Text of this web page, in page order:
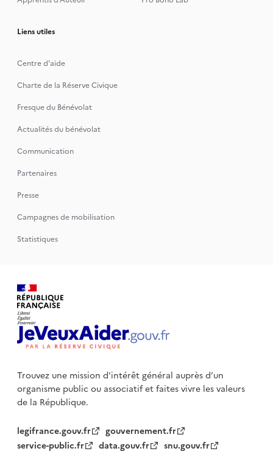
Liens utiles
Centre d'aide
Charte de la Réserve Civique
Fresque du Bénévolat
Actualités du bénévolat
Communication
Partenaires
Presse
Campagnes de mobilisation
Statistiques
Trouvez une mission d'intérêt général auprès d’un
organisme publicou associatif et faites vivre les valeurs
de la République.
legifrance.gouv.fr
gouvernement.fr
service-public.fr
data.gouv.fr snu.gouv.fr